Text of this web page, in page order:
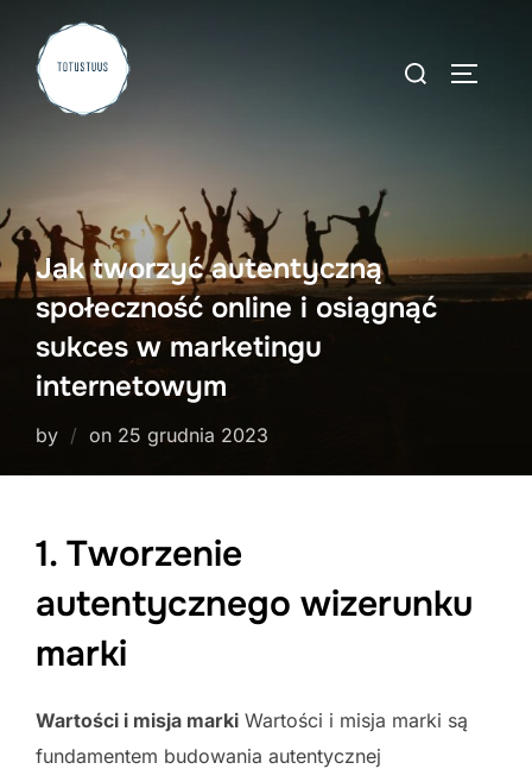
content
Search
Jak tworzyć autentyczną
społeczność online i osiągnąć
sukces w marketingu
internetowym
by on Posted
25 grudnia 2023
1. Tworzenie
autentycznego wizerunku
marki
Wartości i misja marki Wartości i misja marki są
fundamentem budowania autentycznej